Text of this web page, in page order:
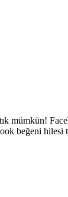
mümkün!
beğeni hilesi